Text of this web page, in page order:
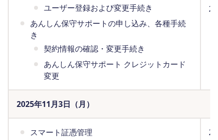
ユーザー登録および変更手続き
あんしん保守サポートの申し込み、各種手続
き
契約情報の確認・変更手続き
あんしん保守サポート クレジットカード
変更
2025年11月3日（月）
スマート証憑管理